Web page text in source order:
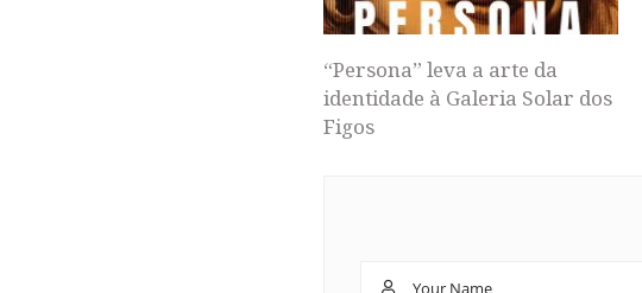
“Persona” leva a arte da
identidade à Galeria Solar dos
Figos